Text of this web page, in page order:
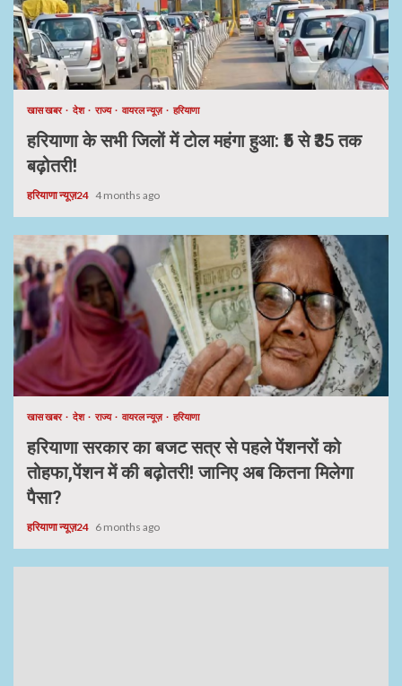
खास खबर देश राज्य वायरल न्यूज़ हरियाणा
हरियाणा के सभी जिलों में टोल महंगा हुआ: ₹5 से ₹35 तक
बढ़ोतरी!
हरियाणा न्यूज़24 4 months ago
खास खबर देश राज्य वायरल न्यूज़ हरियाणा
हरियाणा सरकार का बजट सत्र से पहले पेंशनरों को
तोहफा,पेंशन में की बढ़ोतरी! जानिए अब कितना मिलेगा
पैसा?
हरियाणा न्यूज़24 6 months ago